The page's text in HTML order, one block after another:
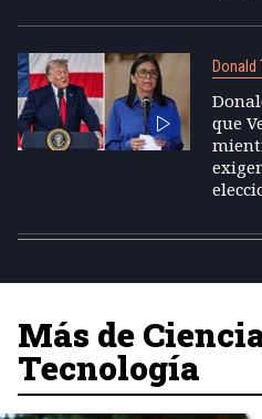
Donald
que
Más de
Tecnología